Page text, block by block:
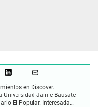
en Discover.
Universidad Jaime Bausate
El Popular. Interesada